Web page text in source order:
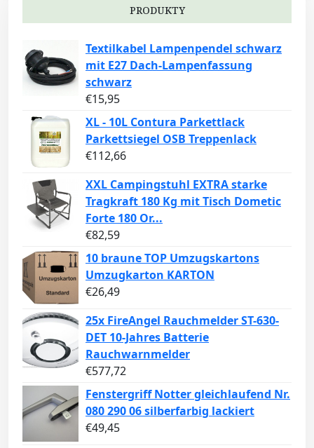
PRODUKTY
Textilkabel Lampenpendel schwarz
mit E27 Dach-Lampenfassung
schwarz
€15,95
XL - 10L Contura Parkettlack
Parkettsiegel OSB Treppenlack
€112,66
XXL Campingstuhl EXTRA starke
Tragkraft 180 Kg mit Tisch Dometic
Forte 180 Or...
€82,59
10 braune TOP Umzugskartons
Umzugkarton KARTON
€26,49
25x FireAngel Rauchmelder ST-630-
DET 10-Jahres Batterie
Rauchwarnmelder
€577,72
Fenstergriff Notter gleichlaufend Nr.
080 290 06 silberfarbig lackiert
€49,45